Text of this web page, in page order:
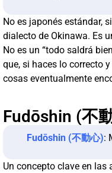
No es japonés estándar,
dialecto de Okinawa. Es
No es un “todo saldrá
que, si haces lo correcto
cosas eventualmente
Fudōshin (不
Fudōshin (不動心):
Un concepto clave en las